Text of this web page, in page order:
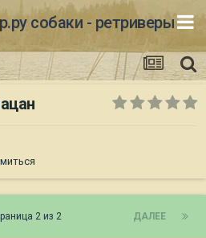
собаки - ретриверы
ДАЛЕЕ
2 из 2